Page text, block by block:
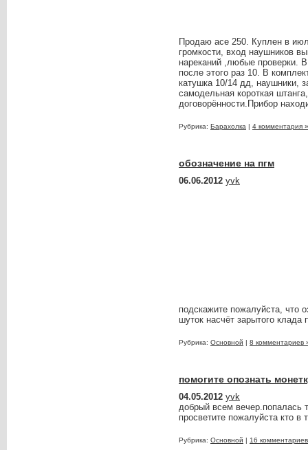
Продаю асе 250. Куплен в
громкости, вход наушников
нареканий ,любые проверки.
после этого раз 10. В
катушка 10/14 дд, наушники,
самодельная короткая
договорённости.Прибор
Рубрика: Барахолка | 4 комментария »
обозначение на пгм
06.06.2012 yvk
подскажите пожалуйста, что
шуток насчёт зарытого клада
Рубрика: Основной | 8 комментариев
помогите опознать
04.05.2012 yvk
добрый всем вечер.попалась
просветите пожалуйста кто в
Рубрика: Основной | 16